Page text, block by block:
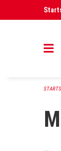
Navigation